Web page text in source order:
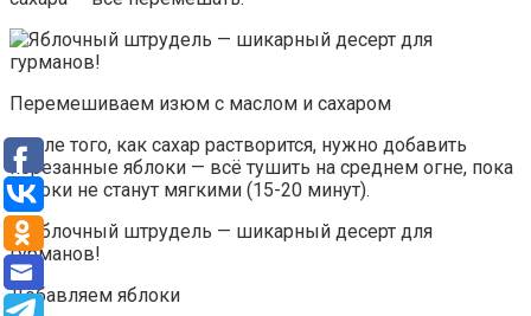
Перемешиваем изюм с маслом и сахаром
После того, как сахар растворится, нужно добавить
порезанные яблоки — всё тушить на среднем огне, пока
яблоки не станут мягкими (15-20 минут).
Добавляем яблоки